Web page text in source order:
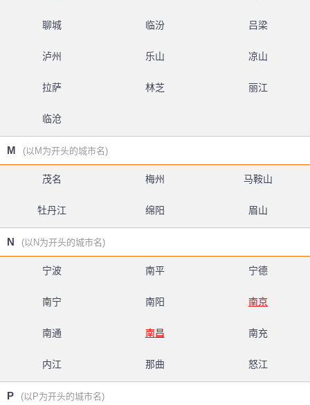
聊城 临汾 吕梁
泸州 乐山 凉山
拉萨 林芝 丽江
临沧
M (以M为开头的城市名)
茂名 梅州 马鞍山
牡丹江 绵阳 眉山
N (以N为开头的城市名)
宁波 南平 宁德
南宁 南阳 南京
南通 南昌 南充
内江 那曲 怒江
P (以P为开头的城市名)